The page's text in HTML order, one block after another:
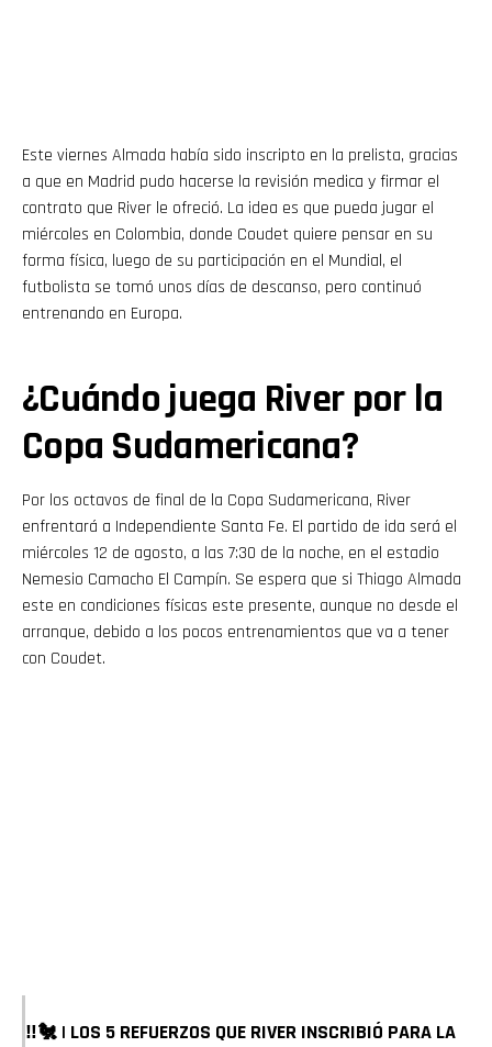
Este viernes Almada había sido inscripto en la prelista, gracias
a que en Madrid pudo hacerse la revisión medica y firmar el
contrato que River le ofreció. La idea es que pueda jugar el
miércoles en Colombia, donde Coudet quiere pensar en su
forma física, luego de su participación en el Mundial, el
futbolista se tomó unos días de descanso, pero continuó
entrenando en Europa.
¿Cuándo juega River por la
Copa Sudamericana?
Por los octavos de final de la Copa Sudamericana, River
enfrentará a Independiente Santa Fe. El partido de ida será el
miércoles 12 de agosto, a las 7:30 de la noche, en el estadio
Nemesio Camacho El Campín. Se espera que si Thiago Almada
este en condiciones físicas este presente, aunque no desde el
arranque, debido a los pocos entrenamientos que va a tener
con Coudet.
‼️🐔 | LOS 5 REFUERZOS QUE RIVER INSCRIBIÓ PARA LA